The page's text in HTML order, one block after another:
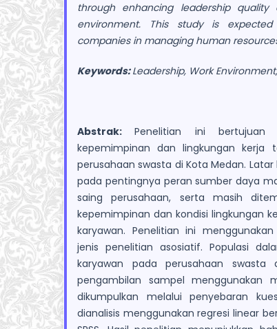
through enhancing leadership
environment. This study is
companies in managing human
Keywords:Leadership, Work
Abstrak:Penelitian ini bertujuan
kepemimpinan dan lingkungan kerja
perusahaan swasta di Kota Medan.
pada pentingnya peran sumber daya
saing perusahaan, serta masih
kepemimpinan dan kondisi lingkungan
karyawan. Penelitian ini
jenis penelitian asosiatif. Populasi
karyawan pada perusahaan
pengambilan sampel menggunakan
dikumpulkan melalui penyebaran
dianalisis menggunakan regresi linear